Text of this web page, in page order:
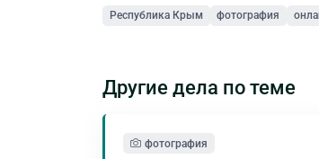
Республика Крым фотография
Другие дела по теме
фотография